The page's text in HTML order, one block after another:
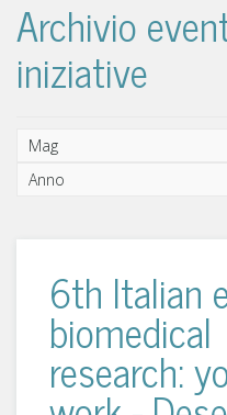
Archivio
iniziative
6th Italian
biomedical
research: